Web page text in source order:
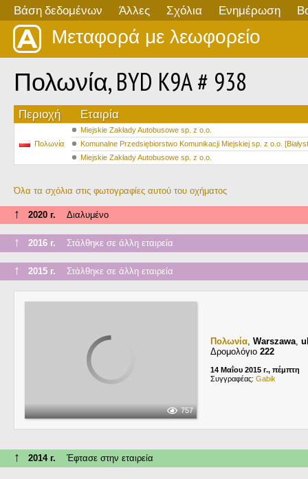
Βάση δεδομένων Άλλες Σχόλια Ενημέρωση
Μεταφορά με λεωφορείο
Πολωνία, BYD K9A # 938
Περιοχή Εταιρία
Πολωνία
Miejskie Zakłady Autobusowe sp. z o.o.
Komunalne Przedsiębiorstwo Komunikacji Miejskiej sp. z o.o.
Miejskie Zakłady Autobusowe sp. z o.o.
Όλα τα σχόλια στις φωτογραφίες αυτού του οχήματος
↑ 2020 г. Διαλυμένο
↑ 2016 г. Στάλθηκε σε άλλη εταιρεία
↑ 2015 г. Στάλθηκε σε άλλη εταιρεία
757
Πολωνία, Warszawa,
Δρομολόγιο 222
14 Μαΐου 2015 г., πέμπτη
Συγγραφέας: Gabik
↑ 2014 г. Έφτασε στην εταιρεία